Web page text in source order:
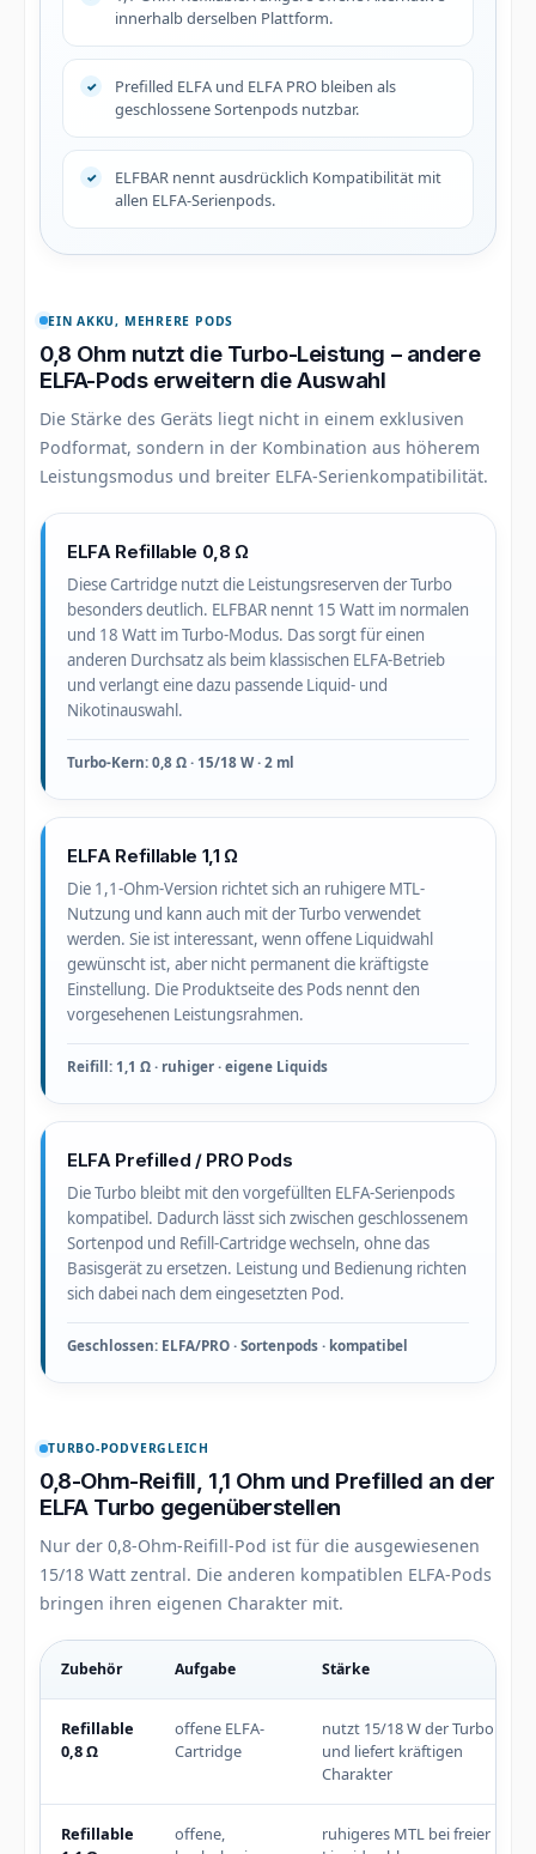
innerhalb derselben Plattform.
Prefilled ELFA und ELFA PRO bleiben als
geschlossene Sortenpods nutzbar.
ELFBAR nennt ausdrücklich Kompatibilität mit
allen ELFA-Serienpods.
EIN AKKU, MEHRERE PODS
0,8 Ohm nutzt die Turbo-Leistung – andere
ELFA-Pods erweitern die Auswahl
Die Stärke des Geräts liegt nicht in einem exklusiven
Podformat, sondern in der Kombination aus höherem
Leistungsmodus und breiter ELFA-Serienkompatibilität.
ELFA Refillable 0,8 Ω
Diese Cartridge nutzt die Leistungsreserven der Turbo
besonders deutlich. ELFBAR nennt 15 Watt im normalen
und 18 Watt im Turbo-Modus. Das sorgt für einen
anderen Durchsatz als beim klassischen ELFA-Betrieb
und verlangt eine dazu passende Liquid- und
Nikotinauswahl.
Turbo-Kern: 0,8 Ω · 15/18 W · 2 ml
ELFA Refillable 1,1 Ω
Die 1,1-Ohm-Version richtet sich an ruhigere MTL-
Nutzung und kann auch mit der Turbo verwendet
werden. Sie ist interessant, wenn offene Liquidwahl
gewünscht ist, aber nicht permanent die kräftigste
Einstellung. Die Produktseite des Pods nennt den
vorgesehenen Leistungsrahmen.
Reifill: 1,1 Ω · ruhiger · eigene Liquids
ELFA Prefilled / PRO Pods
Die Turbo bleibt mit den vorgefüllten ELFA-Serienpods
kompatibel. Dadurch lässt sich zwischen geschlossenem
Sortenpod und Refill-Cartridge wechseln, ohne das
Basisgerät zu ersetzen. Leistung und Bedienung richten
sich dabei nach dem eingesetzten Pod.
Geschlossen: ELFA/PRO · Sortenpods · kompatibel
TURBO-PODVERGLEICH
0,8-Ohm-Reifill, 1,1 Ohm und Prefilled an der
ELFA Turbo gegenüberstellen
Nur der 0,8-Ohm-Reifill-Pod ist für die ausgewiesenen
15/18 Watt zentral. Die anderen kompatiblen ELFA-Pods
bringen ihren eigenen Charakter mit.
Zubehör Aufgabe Stärke
Refillable
0,8 Ω
offene ELFA-
Cartridge
nutzt 15/18 W der Turbo
und liefert kräftigen
Charakter
Refillable
offene,
ruhigeres MTL bei freier